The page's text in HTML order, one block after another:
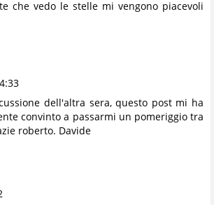
che vedo le stelle mi vengono piacevoli
dell'altra sera, questo post mi ha
convinto a passarmi un pomeriggio tra
roberto. Davide